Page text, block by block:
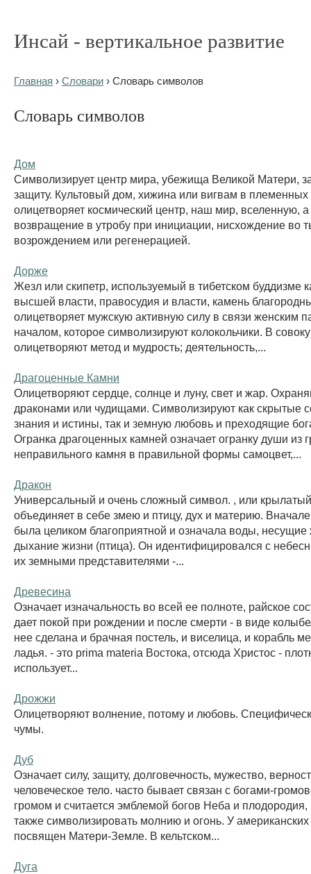
Инсай - вертикальное развитие
Главная › Словари › Словарь символов
Словарь символов
Дом
Символизирует центр мира, убежища Великой Матери,
защиту. Культовый дом, хижина или вигвам в племенных
олицетворяет космический центр, наш мир, вселенную, а
возвращение в утробу при инициации, нисхождение во
возрождением или регенерацией.
Дорже
Жезл или скипетр, используемый в тибетском буддизме
высшей власти, правосудия и власти, камень
олицетворяет мужскую активную силу в связи женским
началом, которое символизируют колокольчики. В
олицетворяют метод и мудрость; деятельность,...
Драгоценные Камни
Олицетворяют сердце, солнце и луну, свет и жар.
драконами или чудищами. Символизируют как скрытые
знания и истины, так и земную любовь и преходящие
Огранка драгоценных камней означает огранку души из
неправильного камня в правильной формы самоцвет,...
Дракон
Универсальный и очень сложный символ. , или
объединяет в себе змею и птицу, дух и материю.
была целиком благоприятной и означала воды, несущие
дыхание жизни (птица). Он идентифицировался с
их земными представителями -...
Древесина
Означает изначальность во всей ее полноте, райское
дает покой при рождении и после смерти - в виде
нее сделана и брачная постель, и виселица, и корабль
ладья. - это prima materia Востока, отсюда Христос -
использует...
Дрожжи
Олицетворяют волнение, потому и любовь.
чумы.
Дуб
Означает силу, защиту, долговечность, мужество,
человеческое тело. часто бывает связан с богами-
громом и считается эмблемой богов Неба и
также символизировать молнию и огонь. У
посвящен Матери-Земле. В кельтском...
Дуга